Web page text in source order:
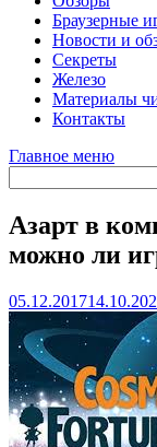
Браузерные
Новости и
Секреты
Железо
Материалы
Контакты
Главное меню
Азарт в
можно ли
05.12.2017